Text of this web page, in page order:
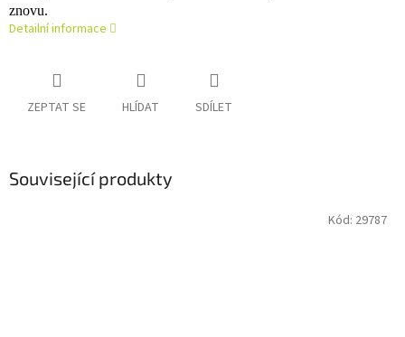
znovu.
Detailní informace
ZEPTAT SE HLÍDAT SDÍLET
Související produkty
Kód: 29787